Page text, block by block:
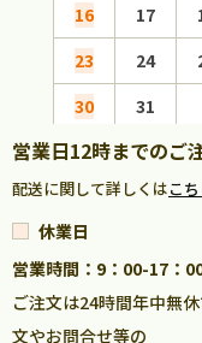
16
17
23
24
30
31
営業日12時までのご
配送に関して詳しくはこ
休業日
営業時間：9：00-17：
ご注文は24時間年中無
文やお問合せ等の